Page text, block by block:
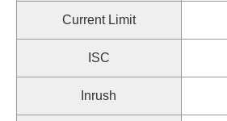
Current Limit
ISC
Inrush